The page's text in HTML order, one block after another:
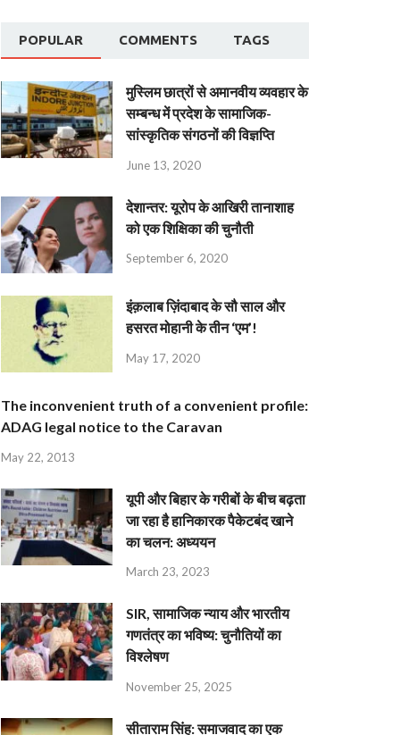
POPULAR COMMENTS TAGS
मुस्लिम छात्रों से अमानवीय व्यवहार के
सम्बन्ध में प्रदेश के सामाजिक-
सांस्कृतिक संगठनों की विज्ञप्ति
June 13, 2020
देशान्‍तर: यूरोप के आखिरी तानाशाह
को एक शिक्षिका की चुनौती
September 6, 2020
इंक़लाब ज़िंदाबाद के सौ साल और
हसरत मोहानी के तीन ‘एम’!
May 17, 2020
The inconvenient truth of a convenient profile:
ADAG legal notice to the Caravan
May 22, 2013
यूपी और बिहार के गरीबों के बीच बढ़ता
जा रहा है हानिकारक पैकेटबंद खाने
का चलन: अध्ययन
March 23, 2023
SIR, सामाजिक न्याय और भारतीय
गणतंत्र का भविष्य: चुनौतियों का
विश्लेषण
November 25, 2025
सीताराम सिंह: समाजवाद का एक